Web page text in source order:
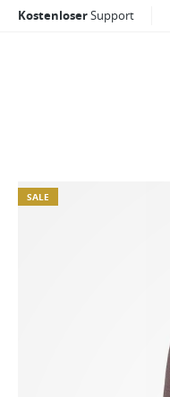
KostenloserSupport
SALE